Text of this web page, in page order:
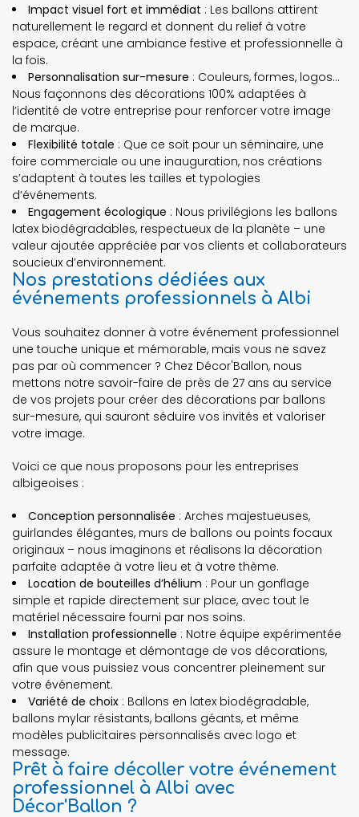
Impact visuel fort et immédiat : Les ballons attirent
naturellement le regard et donnent du relief à votre
espace, créant une ambiance festive et professionnelle à
la fois.
Personnalisation sur-mesure : Couleurs, formes, logos...
Nous façonnons des décorations 100% adaptées à
l’identité de votre entreprise pour renforcer votre image
de marque.
Flexibilité totale : Que ce soit pour un séminaire, une
foire commerciale ou une inauguration, nos créations
s’adaptent à toutes les tailles et typologies
d’événements.
Engagement écologique : Nous privilégions les ballons
latex biodégradables, respectueux de la planète – une
valeur ajoutée appréciée par vos clients et collaborateurs
soucieux d’environnement.
Nos prestations dédiées aux
événements professionnels à Albi
Vous souhaitez donner à votre événement professionnel
une touche unique et mémorable, mais vous ne savez
pas par où commencer ? Chez Décor'Ballon, nous
mettons notre savoir-faire de près de 27 ans au service
de vos projets pour créer des décorations par ballons
sur-mesure, qui sauront séduire vos invités et valoriser
votre image.
Voici ce que nous proposons pour les entreprises
albigeoises :
Conception personnalisée : Arches majestueuses,
guirlandes élégantes, murs de ballons ou points focaux
originaux – nous imaginons et réalisons la décoration
parfaite adaptée à votre lieu et à votre thème.
Location de bouteilles d’hélium : Pour un gonflage
simple et rapide directement sur place, avec tout le
matériel nécessaire fourni par nos soins.
Installation professionnelle : Notre équipe expérimentée
assure le montage et démontage de vos décorations,
afin que vous puissiez vous concentrer pleinement sur
votre événement.
Variété de choix : Ballons en latex biodégradable,
ballons mylar résistants, ballons géants, et même
modèles publicitaires personnalisés avec logo et
message.
Prêt à faire décoller votre événement
professionnel à Albi avec
Décor'Ballon ?